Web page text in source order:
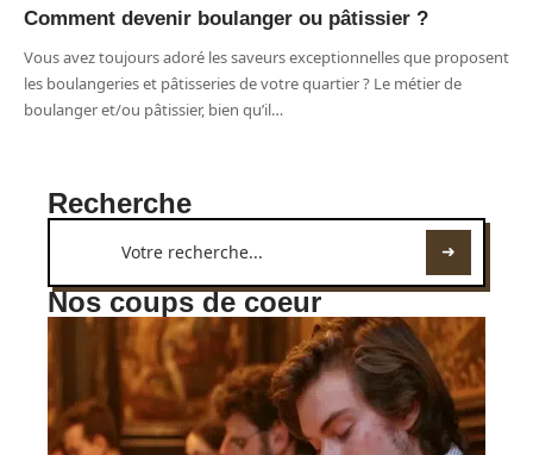
Comment devenir boulanger ou pâtissier ?
Vous avez toujours adoré les saveurs exceptionnelles que proposent
les boulangeries et pâtisseries de votre quartier ? Le métier de
boulanger et/ou pâtissier, bien qu’il…
Recherche
Nos coups de coeur